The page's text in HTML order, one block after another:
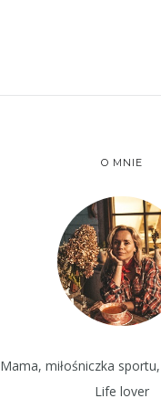
O MNIE
Mama, miłośniczka
Life lover